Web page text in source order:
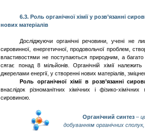
6.3. Рольорганічної хіміїурозв’язанні
нових матеріалів
Досліджуючи органічні речовини ,учені не
сировинної, енергетичної, продовольчої проблем,
властивостями не поступаються природним, а
сягає понад 8 мільйонів. Органічній хімії
джерелами енергії, у створенні нових матеріалів,
Роль органічної хімії в розв’язанні
внаслідок різноманітних хімічних і фізико-
сировиною.
Органічний синтез–
добуванням органічних